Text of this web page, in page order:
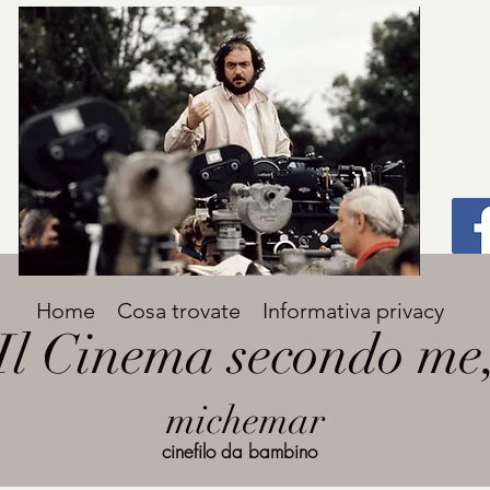
Titolo
grande
Avenir Light una delle font preferite dai
designer. Facile da leggere, viene
utilizzata per titoli e paragrafi.
Cinema secondo
michemar
Home Cosa trovate Informativa privacy
cinefilo da bambino